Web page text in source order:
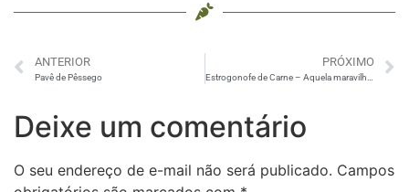
ANTERIOR
Pavê de Pêssego
PRÓXIMO
Estrogonofe de Carne – Aquela maravilhosa receita tradicional
Deixe um comentário
O seu endereço de e-mail não será publicado. Campos